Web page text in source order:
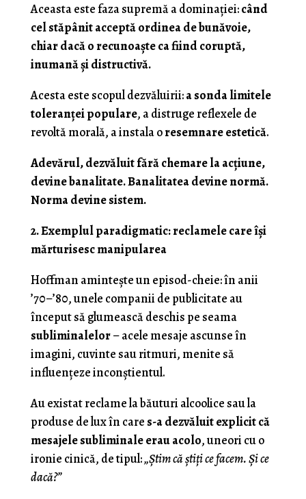
Aceasta este faza supremă a dominației:când
cel stăpânit acceptă ordinea de bunăvoie,
chiar dacă o recunoaște ca fiind coruptă,
inumană și distructivă.
Acesta este scopul dezvăluirii:a sonda limitele
toleranței populare, a distruge reflexele de
revoltă morală, a instala oresemnare estetică.
Adevărul, dezvăluit fără chemare la acțiune,
devine banalitate. Banalitatea devine normă.
Norma devine sistem.
2. Exemplul paradigmatic: reclamele care își
mărturisesc manipularea
Hoffman amintește un episod-cheie: în anii
’70–’80, unele companii de publicitate au
început să glumească deschis pe seama
subliminalelor– acele mesaje ascunse în
imagini, cuvinte sau ritmuri, menite să
influențeze inconștientul.
Au existat reclame la băuturi alcoolice sau la
produse de lux în care s-a dezvăluit explicit că
mesajele subliminale erau acolo, uneori cu o
ironie cinică, de tipul:„Știm că știți ce facem. Și ce
dacă?”